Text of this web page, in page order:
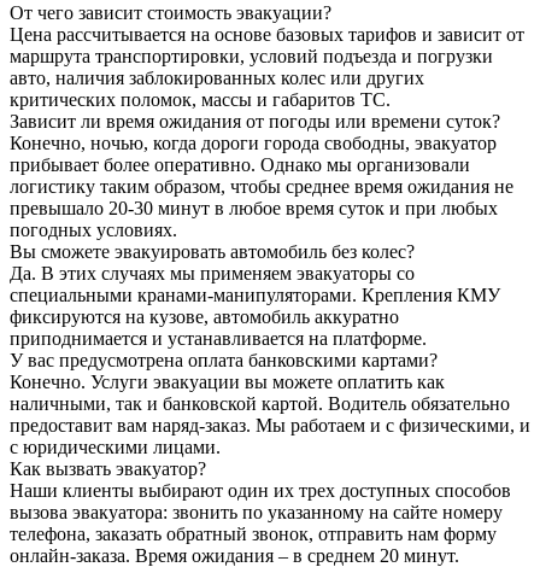
От чего зависит стоимость эвакуации?
Цена рассчитывается на основе базовых тарифов и зависит от
маршрута транспортировки, условий подъезда и погрузки
авто, наличия заблокированных колес или других
критических поломок, массы и габаритов ТС.
Зависит ли время ожидания от погоды или времени суток?
Конечно, ночью, когда дороги города свободны, эвакуатор
прибывает более оперативно. Однако мы организовали
логистику таким образом, чтобы среднее время ожидания не
превышало 20-30 минут в любое время суток и при любых
погодных условиях.
Вы сможете эвакуировать автомобиль без колес?
Да. В этих случаях мы применяем эвакуаторы со
специальными кранами-манипуляторами. Крепления КМУ
фиксируются на кузове, автомобиль аккуратно
приподнимается и устанавливается на платформе.
У вас предусмотрена оплата банковскими картами?
Конечно. Услуги эвакуации вы можете оплатить как
наличными, так и банковской картой. Водитель обязательно
предоставит вам наряд-заказ. Мы работаем и с физическими, и
с юридическими лицами.
Как вызвать эвакуатор?
Наши клиенты выбирают один их трех доступных способов
вызова эвакуатора: звонить по указанному на сайте номеру
телефона, заказать обратный звонок, отправить нам форму
онлайн-заказа. Время ожидания – в среднем 20 минут.